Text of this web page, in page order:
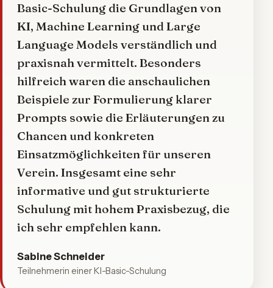
Basic-Schulung die Grundlagen von
KI, Machine Learning und Large
Language Models verständlich und
praxisnah vermittelt. Besonders
hilfreich waren die anschaulichen
Beispiele zur Formulierung klarer
Prompts sowie die Erläuterungen zu
Chancen und konkreten
Einsatzmöglichkeiten für unseren
Verein. Insgesamt eine sehr
informative und gut strukturierte
Schulung mit hohem Praxisbezug, die
ich sehr empfehlen kann.
Sabine Schneider
Teilnehmerin einer KI-Basic-Schulung